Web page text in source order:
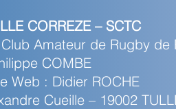
CORREZE – SCTC
Amateur de Rugby de
COMBE
Web : Didier ROCHE
Cueille – 19002